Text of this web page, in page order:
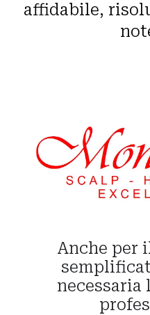
affidabile,
Anche per
necessaria